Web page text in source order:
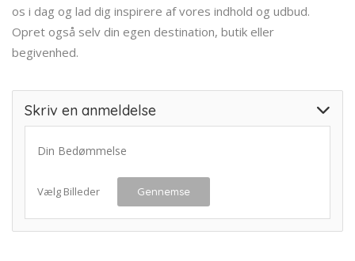
os i dag og lad dig inspirere af vores indhold og udbud.
Opret også selv din egen destination, butik eller
begivenhed.
Skriv en anmeldelse
Din Bedømmelse
Vælg Billeder Gennemse